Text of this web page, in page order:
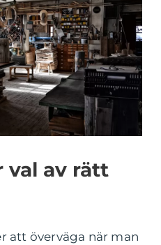
val av rätt
att överväga när man